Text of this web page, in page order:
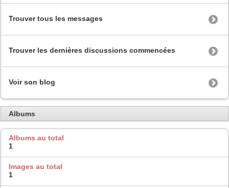
Trouver tous les messages
Trouver les dernières discussions commencées
Voir son blog
Albums
Albums au total
1
Images au total
1